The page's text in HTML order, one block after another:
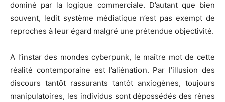
dominé par la logique commerciale. D’autant que bien
souvent, ledit système médiatique n’est pas exempt de
reproches à leur égard malgré une prétendue objectivité.
A l’instar des mondes cyberpunk, le maître mot de cette
réalité contemporaine est l’aliénation. Par l’illusion des
discours tantôt rassurants tantôt anxiogènes, toujours
manipulatoires, les individus sont dépossédés des rênes